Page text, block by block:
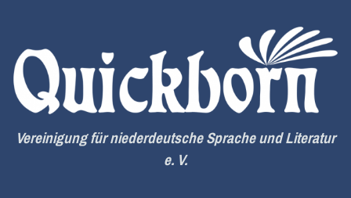
springen
Vereinigung für niederdeutsche Sprache und Literatur
e. V.